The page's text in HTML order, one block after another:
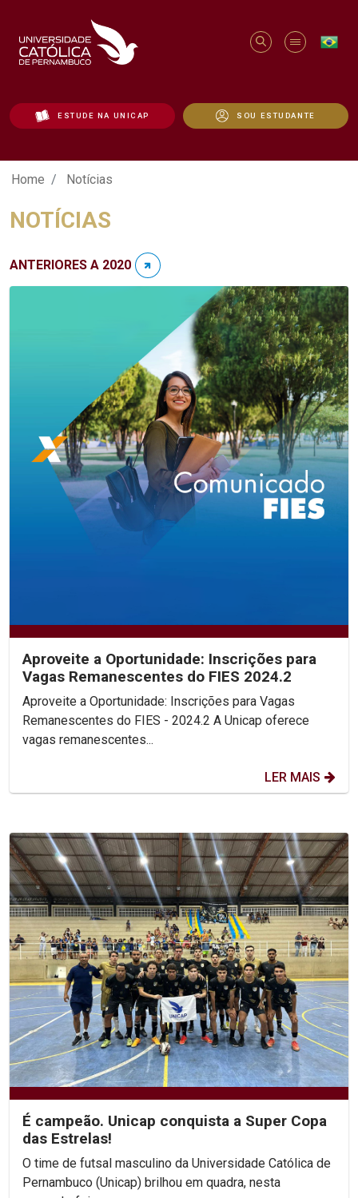
ESTUDE NA UNICAP SOU ESTUDANTE
Notícias - Unicap
Home Notícias
NOTÍCIAS
ANTERIORES A 2020
Aproveite a Oportunidade: Inscrições para
Vagas Remanescentes do FIES 2024.2
Aproveite a Oportunidade: Inscrições para Vagas
Remanescentes do FIES - 2024.2 A Unicap oferece
vagas remanescentes...
LER MAIS
É campeão. Unicap conquista a Super Copa
das Estrelas!
O time de futsal masculino da Universidade Católica de
Pernambuco (Unicap) brilhou em quadra, nesta